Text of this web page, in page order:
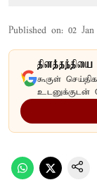
Published on: 02
தினத்தந்தியை
கூகுள்
உடனுக்குடன்